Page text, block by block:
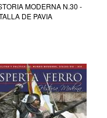
MODERNA N.30 -
DE PAVIA